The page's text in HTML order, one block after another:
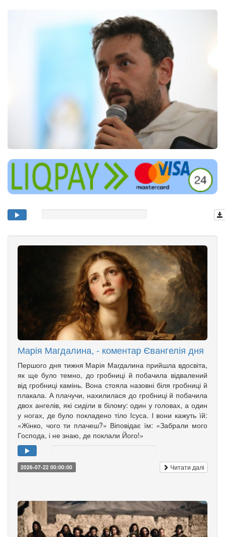
Марія Магдалина, - коментар Євангелія дня
Першого дня тижня Марія Магдалина прийшла вдосвіта,
як ще було темно, до гробниці й побачила відвалений
від гробниці камінь. Вона стояла назовні біля гробниці й
плакала. А плачучи, нахилилася до гробниці й побачила
двох ангелів, які сиділи в білому: один у головах, а один
у ногах, де було покладено тіло Ісуса. І вони кажуть їй:
«Жінко, чого ти плачеш?» Віповідає їм: «Забрали мого
Господа, і не знаю, де поклали Його!»
2026-07-22 00:00:00 Читати далі